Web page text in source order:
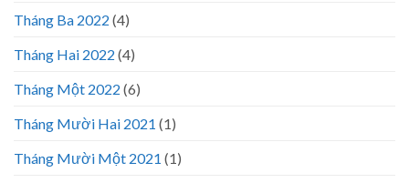
Tháng Ba 2022 (4)
Tháng Hai 2022 (4)
Tháng Một 2022 (6)
Tháng Mười Hai 2021 (1)
Tháng Mười Một 2021 (1)